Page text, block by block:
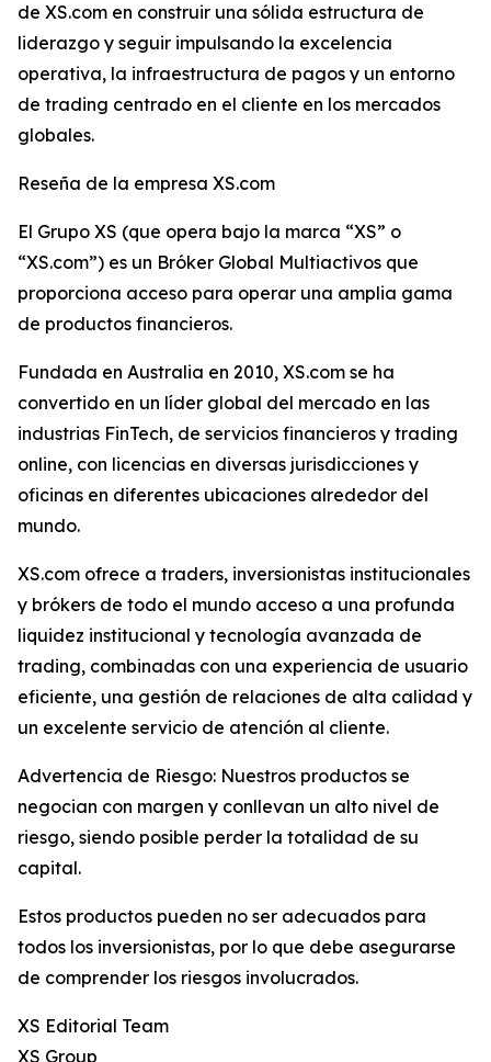
de XS.com en construir una sólida estructura de
liderazgo y seguir impulsando la excelencia
operativa, la infraestructura de pagos y un entorno
de trading centrado en el cliente en los mercados
globales.
Reseña de la empresa XS.com
El Grupo XS (que opera bajo la marca “XS” o
“XS.com”) es un Bróker Global Multiactivos que
proporciona acceso para operar una amplia gama
de productos financieros.
Fundada en Australia en 2010, XS.com se ha
convertido en un líder global del mercado en las
industrias FinTech, de servicios financieros y trading
online, con licencias en diversas jurisdicciones y
oficinas en diferentes ubicaciones alrededor del
mundo.
XS.com ofrece a traders, inversionistas institucionales
y brókers de todo el mundo acceso a una profunda
liquidez institucional y tecnología avanzada de
trading, combinadas con una experiencia de usuario
eficiente, una gestión de relaciones de alta calidad y
un excelente servicio de atención al cliente.
Advertencia de Riesgo: Nuestros productos se
negocian con margen y conllevan un alto nivel de
riesgo, siendo posible perder la totalidad de su
capital.
Estos productos pueden no ser adecuados para
todos los inversionistas, por lo que debe asegurarse
de comprender los riesgos involucrados.
XS Editorial Team
XS Group